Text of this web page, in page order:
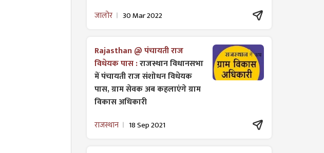
जालोर 30 Mar 2022
Rajasthan @ पंचायती राज
विधेयक पास :राजस्थान विधानसभा
में पंचायती राज ​संशोधन विधेयक
पास, ग्राम सेवक अब कहलाएंगे ग्राम
विकास अधिकारी
राजस्थान 18 Sep 2021